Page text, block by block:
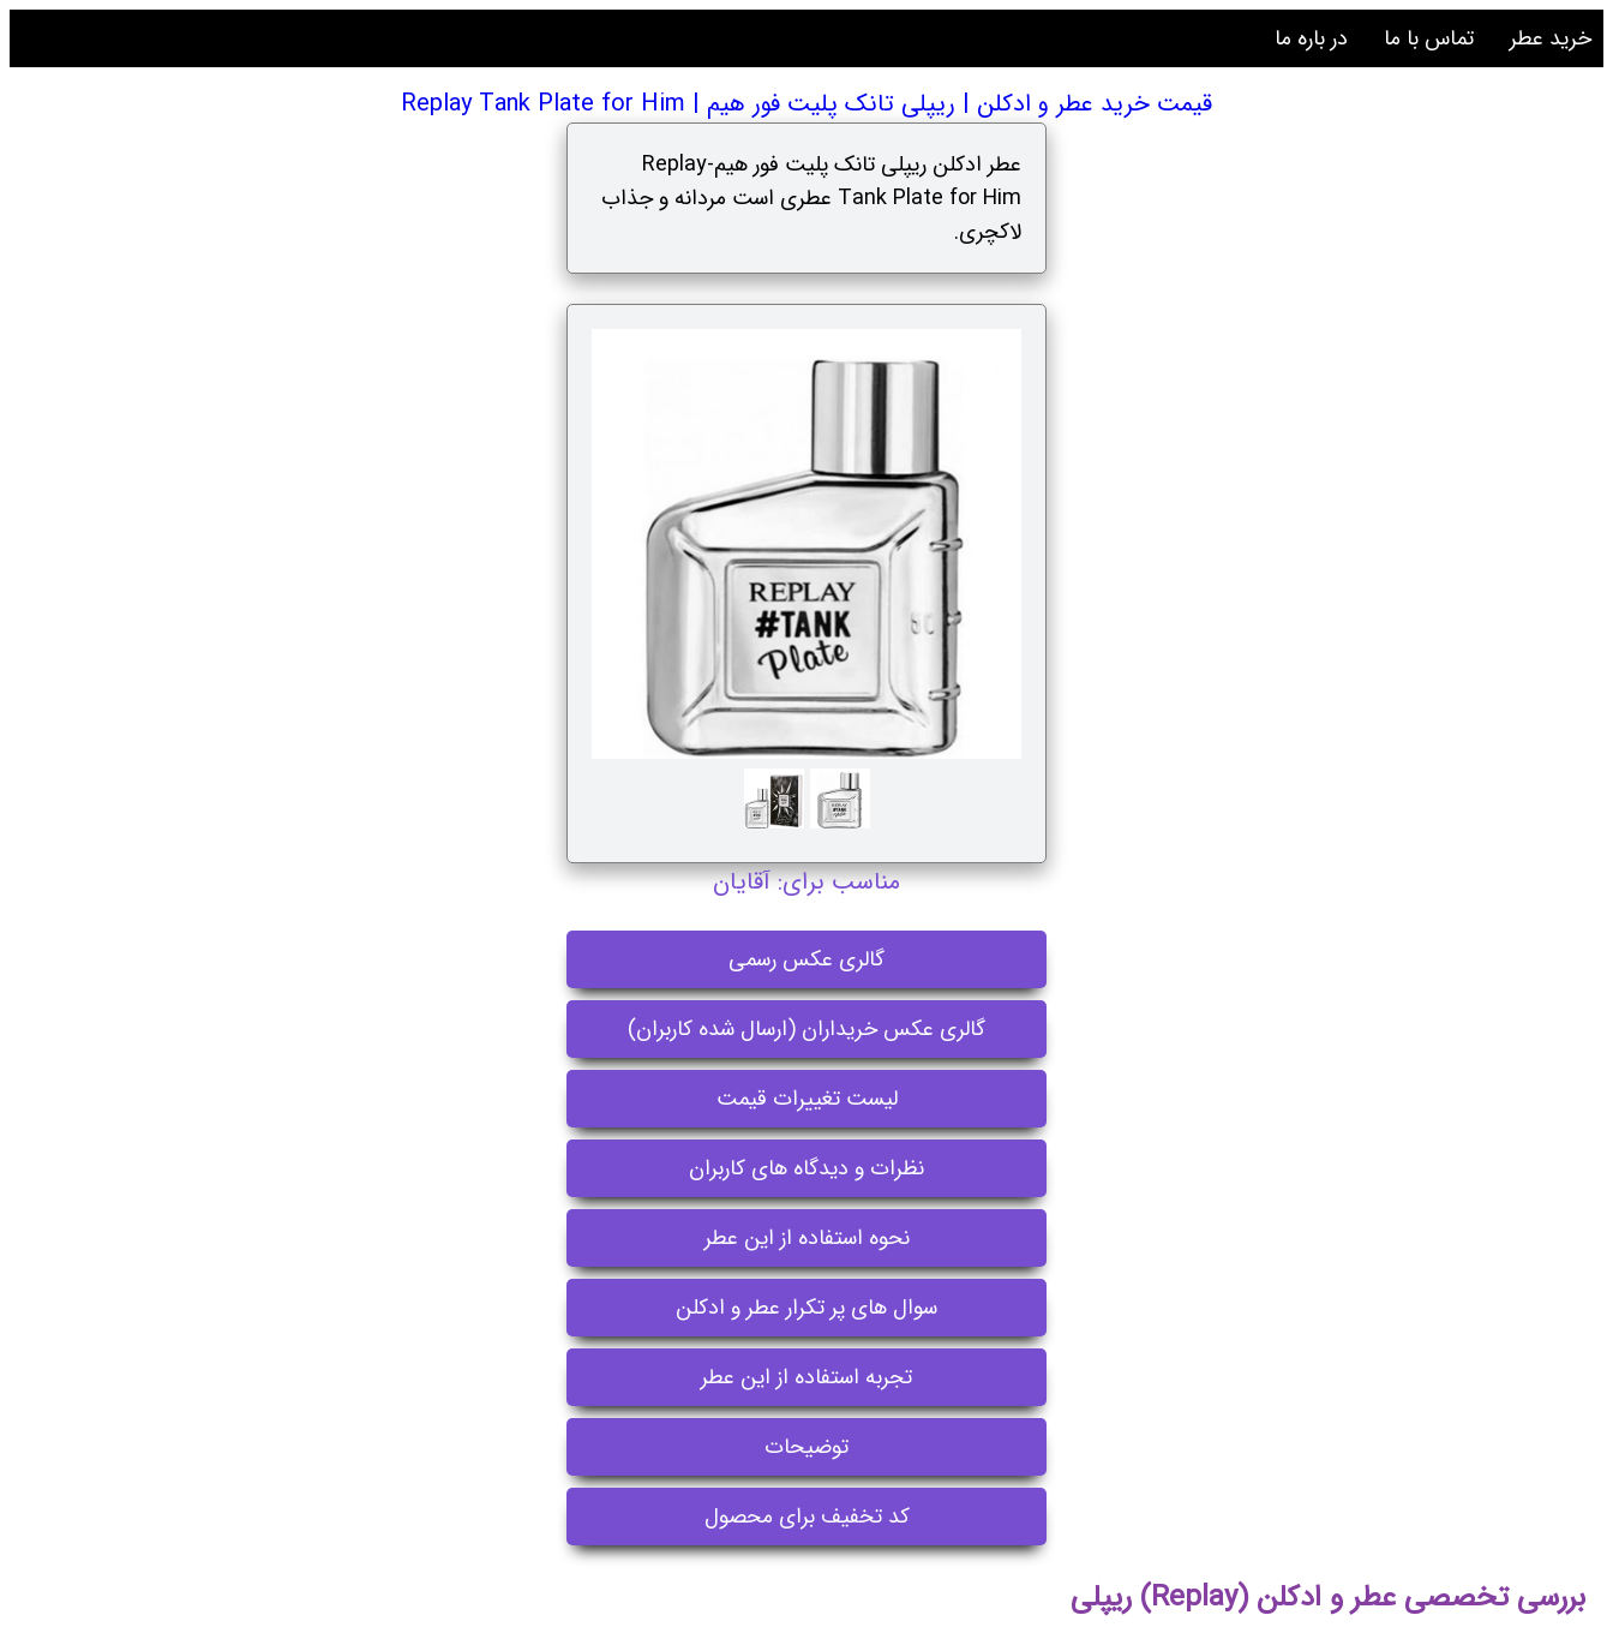
خرید عطر تماس با ما در باره ما
قیمت خرید عطر و ادکلن | ریپلی تانک پلیت فور هیم | Replay Tank Plate for Him
عطر ادکلن ریپلی تانک پلیت فور هیم-Replay
Tank Plate for Him عطری است مردانه و جذاب
لاکچری.
مناسب برای: آقایان
گالری عکس رسمی
گالری عکس خریداران (ارسال شده کاربران)
لیست تغییرات قیمت
نظرات و دیدگاه های کاربران
نحوه استفاده از این عطر
سوال های پر تکرار عطر و ادکلن
تجربه استفاده از این عطر
توضیحات
کد تخفیف برای محصول
بررسی تخصصی عطر و ادکلن (Replay) ریپلی